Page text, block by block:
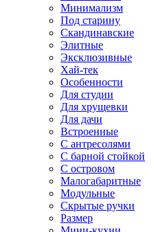
Минимализм
Под старину
Скандинавские
Элитные
Эксклюзивные
Хай-тек
Особенности
Для студии
Для хрущевки
Для дачи
Встроенные
С антресолями
С барной стойкой
С островом
Малогабаритные
Модульные
Скрытые ручки
Размер